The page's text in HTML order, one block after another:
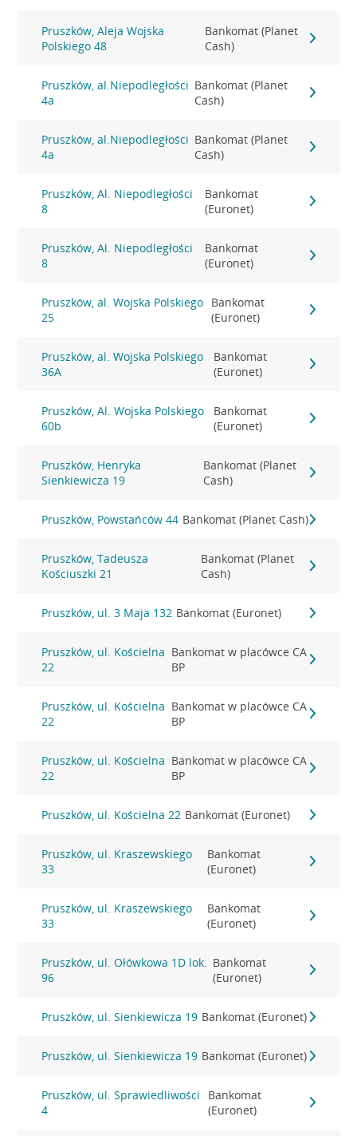
Pruszków, Aleja Wojska
Polskiego 48
Bankomat (Planet
Cash)
Pruszków, al.Niepodległości
4a
Bankomat (Planet
Cash)
Pruszków, al.Niepodległości
4a
Bankomat (Planet
Cash)
Pruszków, Al. Niepodległości
8
Bankomat
(Euronet)
Pruszków, Al. Niepodległości
8
Bankomat
(Euronet)
Pruszków, al. Wojska Polskiego
25
Bankomat
(Euronet)
Pruszków, al. Wojska Polskiego
36A
Bankomat
(Euronet)
Pruszków, Al. Wojska Polskiego
60b
Bankomat
(Euronet)
Pruszków, Henryka
Sienkiewicza 19
Bankomat (Planet
Cash)
Pruszków, Powstańców 44 Bankomat (Planet Cash)
Pruszków, Tadeusza
Kościuszki 21
Bankomat (Planet
Cash)
Pruszków, ul. 3 Maja 132 Bankomat (Euronet)
Pruszków, ul. Kościelna
22
Bankomat w placówce CA
BP
Pruszków, ul. Kościelna
22
Bankomat w placówce CA
BP
Pruszków, ul. Kościelna
22
Bankomat w placówce CA
BP
Pruszków, ul. Kościelna 22 Bankomat (Euronet)
Pruszków, ul. Kraszewskiego
33
Bankomat
(Euronet)
Pruszków, ul. Kraszewskiego
33
Bankomat
(Euronet)
Pruszków, ul. Ołówkowa 1D lok.
96
Bankomat
(Euronet)
Pruszków, ul. Sienkiewicza 19 Bankomat (Euronet)
Pruszków, ul. Sienkiewicza 19 Bankomat (Euronet)
Pruszków, ul. Sprawiedliwości
4
Bankomat
(Euronet)